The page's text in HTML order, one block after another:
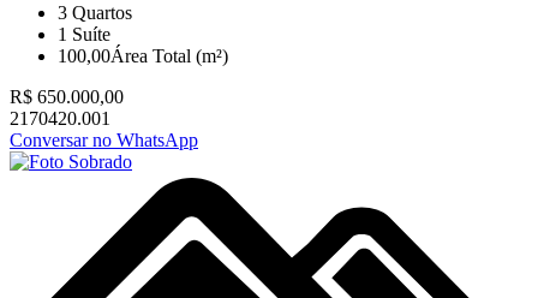
3 Quartos
1 Suíte
100,00Área Total (m²)
R$ 650.000,00
2170420.001
Conversar no WhatsApp